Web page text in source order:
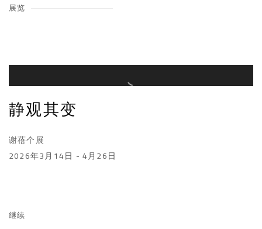
展览
静观其变
谢蓓个展
2026年3月14日 - 4月26日
继续